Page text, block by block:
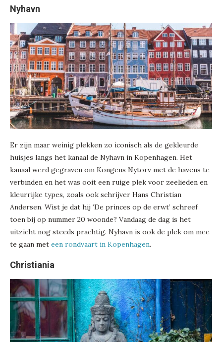
Nyhavn
Er zijn maar weinig plekken zo iconisch als de gekleurde
huisjes langs het kanaal de Nyhavn in Kopenhagen. Het
kanaal werd gegraven om Kongens Nytorv met de havens te
verbinden en het was ooit een ruige plek voor zeelieden en
kleurrijke types, zoals ook schrijver Hans Christian
Andersen. Wist je dat hij ‘De princes op de erwt’ schreef
toen bij op nummer 20 woonde? Vandaag de dag is het
uitzicht nog steeds prachtig. Nyhavn is ook de plek om mee
te gaan met een rondvaart in Kopenhagen.
Christiania